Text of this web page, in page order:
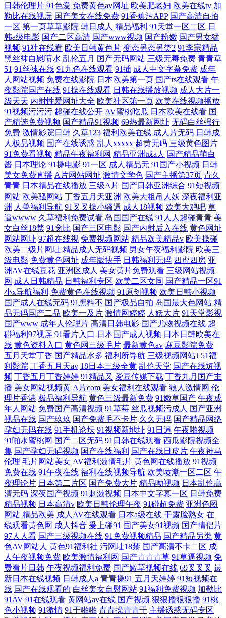
日韩伦理片 91色爱 免费黄色av网址 欧美肥老妇 欧美在线tv 加
勒比在线视屏 国产美女在线免费 91香蕉污APP 国产高清自拍
一区 第一页草草影院 韩日成人 精品福利 91天堂一区二区 日
韩a级电影 国产二区高清 国产www视频 国产粉嫩 国产男女猛
视频 91社在线看 欧美日韩黄色片 变态另态另类2 91李宗精品
黑丝袜自慰喷水 乱伦五月 国产无码网站 三级无毒免费 青青草
51 91丝袜在线 91九色在线观看 91插 成人中文字幕免费 成年
人网站视频 免费在线影院 日本欧美第一页 国产ts在线观看 午
夜影院国产在线 91操在线观看 日韩在线播放视频 成人大片一
级天天 内射性爱网址大全 欧美社区第一页 欧美在线视频播放
91视频污污污 超碰在线公开 AV蜜桃吃瓜 日本欧美在线看 国
产精选免费视频 国产精品91视频 69热最新网址 无码白丝强行
免费 激情影院日韩 久草123 福利欧美在线 成人片无码 日韩成
人极品视频 国产在线诱惑 乱人xxxxx 超黄无码 三级黄色图片
91免费看视频 精品午夜福利网 精品亚洲成a人 国产精品萌白
酱 日本理论 91操电影 91一区 成人精品无 91国产小视频 日韩
美女免费直播 A片网站网址 激情文学色 国产主播第37页 青久
青青 日本精品在线播放 三级A片 国产日韩亚洲综合 91短视频
网站 欧美骚网站 丁香五月天亚洲 欧美大粗吊人妖 深夜福利亚
洲 人兽福利导航 91叉叉操小骚逼 成人18视频 欧美大鸡吧 草
逼wwww 久草福利免费试看 岛国国产在线 91人人超碰青青 美
女白丝18禁 91肏比 国产三区电影 国产内射后入在线 黄色网址
网站网址 97超在线视 免费视频网站 精品欧美精品v 欧美操碰
欧美二级片网址 精品成人无码视频 男女午夜福利影院 欧美三
级电影 免费黄色网址 成年版快手 日韩福利无码 四虎四房 亚
洲AV在线豆花 亚洲区成人 美女黄片免费观看 三级网站视频
网 成人日韩精品 日韩福利专区 欧美二区女同 国产精品一区91
小x导航福利 免费黄色在线视频 91原创视频 欧美日韩小视频
国产成人在线无码 91黑料不 国产极品自拍 岛国最大色网站 精
品无码国产二品 欧美一及片 激情网婷婷 人妖大片 91天堂影视
国产www 成年人伦理片 高清日韩电影 国产尤物视频在线 超
碰福利97视屏 91看片入口 日本国产成人视频 日本日韩欧美在
线 黄色资料入口 黄色网三级毛片 最新黄色av 麻豆影院免费
五月天堂丁香 国产精品水多 福利所导航 三级视频网站J 51福
利影院 丁香五月天av 18日本三级全黄 乱伦天堂 国产在线短视
频 丁香五月丁香婷婷 91精品又 爱豆传媒下载 丁香九月国产主
播 美女网站视频黄 A片com 美女福利在线观看 狼人激情网 伦
理片香港 极品福利导航 黄色三级最新免费 91嫩草国产 午夜成
年人网站 免费国产高清视频 91草莓 丝瓜视频污成人 国产亚洲
视品在线 国产玖玖 国产免费毛不卡片 久久无码 国产精品网络
孕妇无码在线 91手机论坛 91视频新地址 91日逼 午夜啪视频
91啪水蜜桃网 国产二区无码 91日韩在线观看 西瓜影院视频全
集 国产孕妇无码视频 国产在线福利 国产在线日皮片 午夜神马
伦理 毛片网站美女 AV福利激情毛片 黄色网在线播放 91视频
免费在线 91午夜在线 福利在线视频导航 欧美喷潮一区二区 午
夜理论片 日本第二片区 国产免费大片 精品呦视频 日本乱伦高
清无码 深夜国产视频 91刺激视频 日本中文字幕一区 日韩免费
精品视频 日本高清v 欧美日韩伦理午夜 91碰超免费 亚洲色图
网站 精品欧美 成人AV在线观看 日本a级在线 干露脸熟女 在
线观看黄色网 成人抖音 爰上碰91 国产美女91视频 国产情侣片
97人人看 国产三级视频在线 91免费视频精品 国产精品另类 黄
色AV网站人 黄色91福利社 污网址18禁 国产高清不卡二区 成
人午夜视频免费 欧美激情福利网 国产青青青草 91草逼视频 免
费看片日韩 午夜视频福利免费 国产嫩草视频在线 69叉叉叉 最
新日本在线视频 日韩成人a 青青操91 五月天婷婷 91短视频在
线 国产在线观看的 白丝美女自慰网站 91福利免费视频 加勒比
91AV 91在线观看 黄网站av在线 国产视频 狠狠擼狠狠擼 91桃
色小视频 91激情 91干啪啪 青青操青青干 主播诱惑无码专区